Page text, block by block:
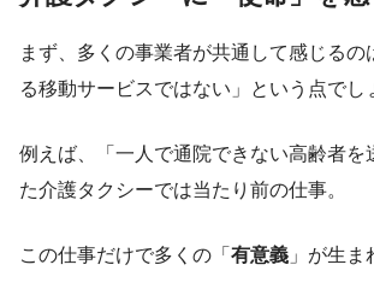
まず、多くの事業者が共通して感じるの
る移動サービスではない」という点でし
例えば、「一人で通院できない高齢者を
た介護タクシーでは当たり前の仕事。
この仕事だけで多くの「 有意義 」が生ま